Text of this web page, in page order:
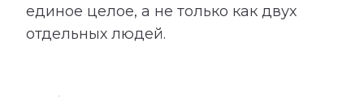
единое целое, а не только как двух
отдельных людей.